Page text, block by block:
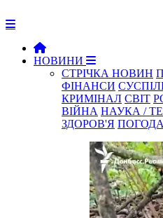
НОВИНИ
СТРІЧКА НОВИН
ФІНАНСИ
КРИМІНАЛ СВІТ
ВІЙНА НАУКА /
ЗДОРОВ'Я ПОГОДА